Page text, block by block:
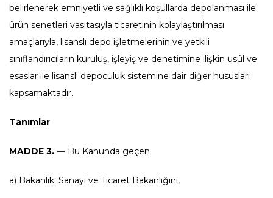
belirlenerek emniyetli ve sağlıklı koşullarda depolanması ile
ürün senetleri vasıtasıyla ticaretinin kolaylaştırılması
amaçlarıyla, lisanslı depo işletmelerinin ve yetkili
sınıflandırıcıların kuruluş, işleyiş ve denetimine ilişkin usûl ve
esaslar ile lisanslı depoculuk sistemine dair diğer hususları
kapsamaktadır.
Tanımlar
MADDE 3. — Bu Kanunda geçen;
a) Bakanlık: Sanayi ve Ticaret Bakanlığını,